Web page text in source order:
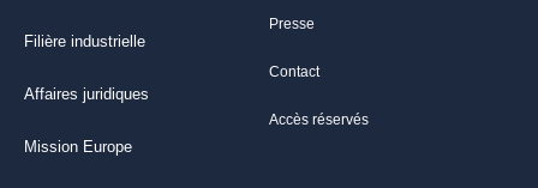
Presse
Contact
Accès réservés
Filière industrielle
Affaires juridiques
Mission Europe